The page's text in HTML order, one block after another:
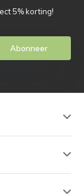
5% korting!
Abonneer